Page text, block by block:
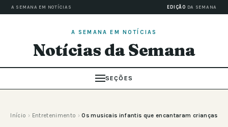
A SEMANA EM NOTÍCIAS EDIÇÃO DA SEMANA
A SEMANA EM NOTÍCIAS
Notícias da Semana
SEÇÕES
Início › Entretenimento › Os musicais infantis que encantaram crianças